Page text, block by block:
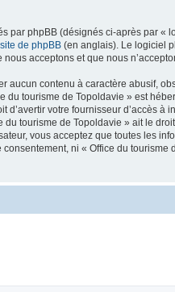
par phpBB (désignés ci-après par «
de phpBB (en anglais). Le logiciel
acceptons et que nous
aucun contenu à caractère abusif,
du tourisme de Topoldavie » est
d’avertir votre fournisseur d’accès
du tourisme de Topoldavie » ait le
vous acceptez que toutes les
ni « Office du